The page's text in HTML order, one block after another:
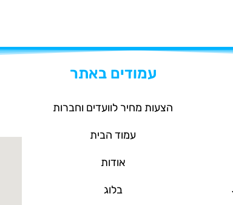
עמודים באתר
הצעות מחיר לוועדים וחברות
עמוד הבית
אודות
בלוג